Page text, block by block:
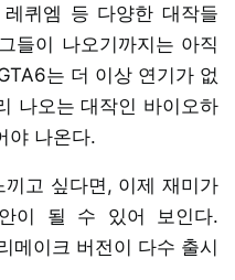
퀴엠 등 다양한 대작들
들이 나오기까지는 아직
는 더 이상 연기가 없
나오는 대작인 바이오하
야 나온다.
고 싶다면, 이제 재미가
이 될 수 있어 보인다.
메이크 버전이 다수 출시